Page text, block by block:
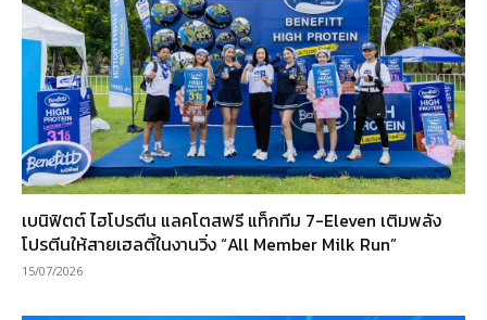
เบนิฟิตต์ ไฮโปรตีน แลคโตสฟรี แท็กทีม 7-Eleven เติมพลัง
โปรตีนให้สายเฮลตี้ในงานวิ่ง “All Member Milk Run”
15/07/2026